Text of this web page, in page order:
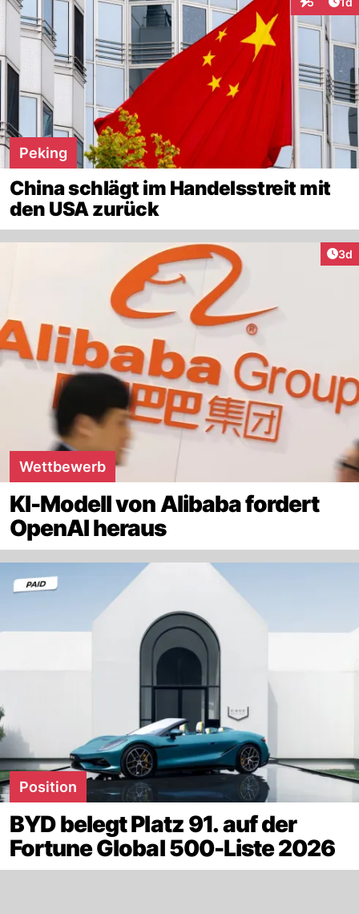
Peking
China schlägt im Handelsstreit mit
den USA zurück
3d
Wettbewerb
KI-Modell von Alibaba fordert
OpenAI heraus
Position
BYD belegt Platz 91. auf der
Fortune Global 500-Liste 2026